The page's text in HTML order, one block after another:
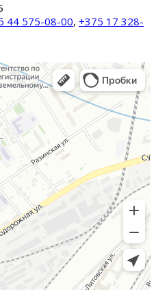
44 575-08-00, +375 17 328-